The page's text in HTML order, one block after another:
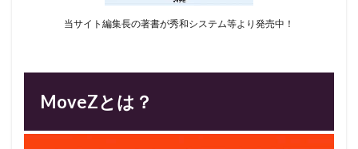
当サイト編集長の著書が秀和システム等より発売中！
MoveZとは？